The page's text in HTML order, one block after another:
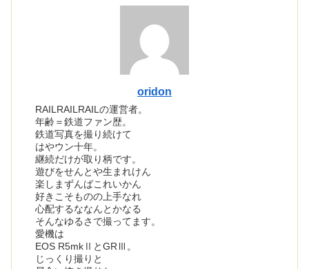
oridon
RAILRAILRAILの運営者。
年齢＝鉄道ファン歴。
鉄道写真を撮り続けて
はやウン十年。
継続だけが取り柄です。
遊びをせんとや生まれけん
楽しまずんばこれいかん
好きこそものの上手なれ
心配するななんとかなる
そんなゆるさで撮ってます。
愛機は
EOS R5mkⅡとGRⅢ。
じっくり撮りと